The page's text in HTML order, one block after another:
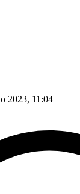
2023, 11:04